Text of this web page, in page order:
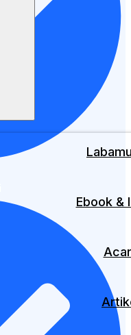
Ebook &